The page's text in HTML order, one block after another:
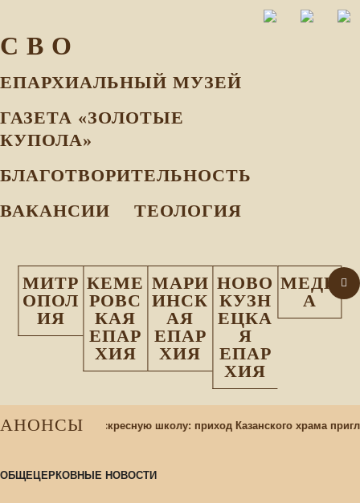
С В О
ЕПАРХИАЛЬНЫЙ МУЗEЙ
ГАЗЕТА «ЗОЛОТЫЕ
КУПОЛА»
БЛАГОТВОРИТЕЛЬНОСТЬ
ВАКАНСИИ
ТЕОЛОГИЯ
МИТР
ОПОЛ
ИЯ
КЕМЕ
РОВС
КАЯ
ЕПАР
ХИЯ
МАРИ
ИНСК
АЯ
ЕПАР
ХИЯ
НОВО
КУЗН
ЕЦКА
Я
ЕПАР
ХИЯ
МЕДИ
А
АНОНСЫ
учащихся в воскресную школу: приход Казанского храма
ОБЩЕЦЕРКОВНЫЕ НОВОСТИ